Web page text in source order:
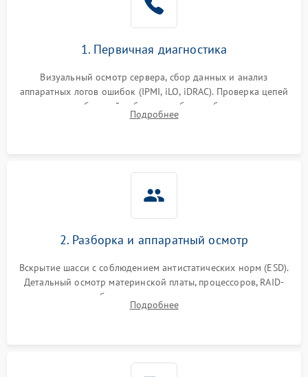
1. Первичная диагностика
Визуальный осмотр сервера, сбор данных и анализ
аппаратных логов ошибок (IPMI, iLO, iDRAC). Проверка цепей
питания и базовой работоспособности без вскрытия
корпуса для быстрой локализации сбоя.
Подробнее
2. Разборка и аппаратный осмотр
Вскрытие шасси с соблюдением антистатических норм (ESD).
Детальный осмотр материнской платы, процессоров, RAID-
контроллеров и блоков питания на наличие термических
повреждений, прогаров или окислений.
Подробнее